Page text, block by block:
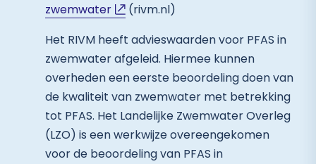
zwemwater
(rivm.nl)
Het RIVM heeft advieswaarden voor PFAS in
zwemwater afgeleid. Hiermee kunnen
overheden een eerste beoordeling doen van
de kwaliteit van zwemwater met betrekking
tot PFAS. Het Landelijke Zwemwater Overleg
(LZO) is een werkwijze overeengekomen
voor de beoordeling van PFAS in